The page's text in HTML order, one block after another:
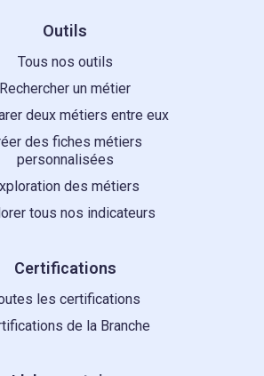
Outils
Tous nos outils
Rechercher un métier
deux métiers entre eux
des fiches métiers
personnalisées
des métiers
tous nos indicateurs
Certifications
les certifications
de la Branche